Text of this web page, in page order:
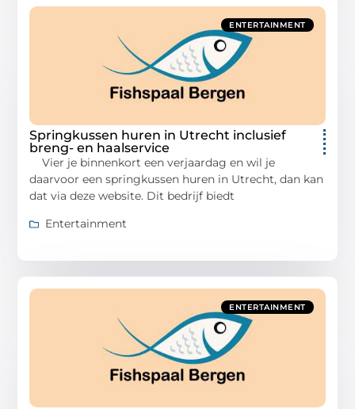
ENTERTAINMENT
Springkussen huren in Utrecht inclusief
breng- en haalservice
Vier je binnenkort een verjaardag en wil je
daarvoor een springkussen huren in Utrecht, dan kan
dat via deze website. Dit bedrijf biedt
Entertainment
ENTERTAINMENT